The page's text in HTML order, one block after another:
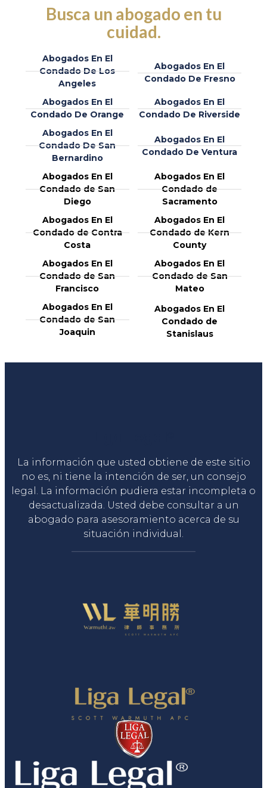
Busca un abogado en tu
cuidad.
Abogados En El
Condado De Los
Angeles
Abogados En El
Condado De Fresno
Abogados En El
Condado De Orange
Abogados En El
Condado De Riverside
Abogados En El
Condado De San
Bernardino
Abogados En El
Condado De Ventura
Abogados En El
Condado de San
Diego
Abogados En El
Condado de
Sacramento
Abogados En El
Condado de Contra
Costa
Abogados En El
Condado de Kern
County
Abogados En El
Condado de San
Francisco
Abogados En El
Condado de San
Mateo
Abogados En El
Condado de San
Joaquin
Abogados En El
Condado de
Stanislaus
La información que usted obtiene de este sitio
no es, ni tiene la intención de ser, un consejo
legal. La información pudiera estar incompleta o
desactualizada. Usted debe consultar a un
abogado para asesoramiento acerca de su
situación individual.